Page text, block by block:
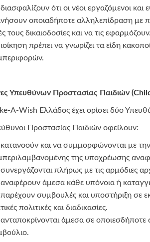
ότι οι νέοι εργαζόμενοι
οποιαδήποτε αλληλεπίδραση με
τους δικαιοδοσίες και να τις εφαρμόζουν.
πρέπει να γνωρίζει τα είδη
Υπευθύνων Προστασίας Παιδιών
A-Wish Ελλάδος έχει ορίσει δύο
Προστασίας Παιδιών οφείλουν:
και να συμμορφώνονται με
της υποχρέωσης
πλήρως με τις αρμόδιες
άμεσα κάθε υπόνοια ή
συμβουλές και υποστήριξη σε
πολιτικές και διαδικασίες.
άμεσα σε οποιεσδήποτε